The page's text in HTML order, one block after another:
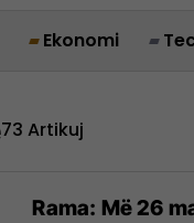
Ekonomi
73 Artikuj
Rama: Më 26